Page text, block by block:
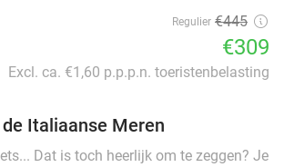
Regulier €445
€309
Excl. ca. €1,60 p.p.p.n. toeristenbelasting
Italiaanse Meren
Dat is toch heerlijk om te zeggen? Je